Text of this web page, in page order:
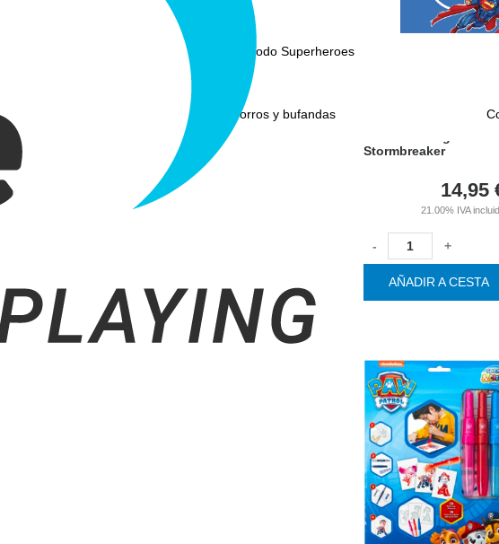
Mascotas
Paraguas
Artículos de moda
Gorras
Gorros y bufandas
Ver todo Superheroes
Stormbreaker
14,95
21.00% IVA
- +
AÑADIR A CESTA